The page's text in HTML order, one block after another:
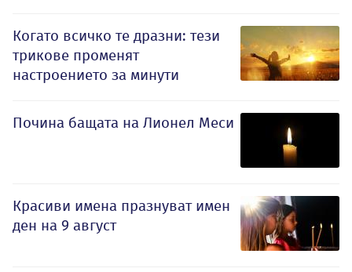
Когато всичко те дразни: тези
трикове променят
настроението за минути
Почина бащата на Лионел Меси
Красиви имена празнуват имен
ден на 9 август